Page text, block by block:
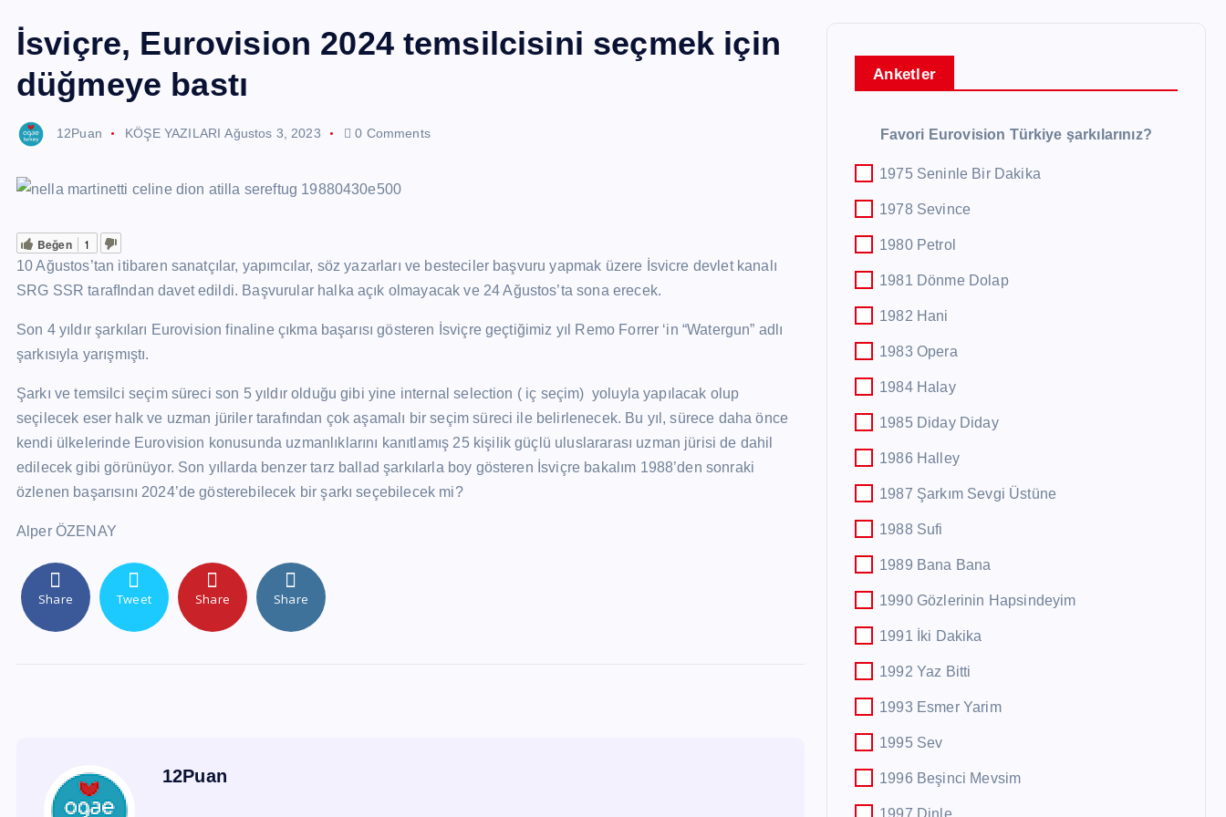
İsviçre, Eurovision 2024 temsilcisini seçmek için
düğmeye bastı
12Puan KÖŞE YAZILARI Ağustos 3, 2023 0 Comments
Beğen
1
10 Ağustos’tan itibaren sanatçılar, yapımcılar, söz yazarları ve besteciler başvuru yapmak üzere İsvicre devlet kanalı
SRG SSR tarafIndan davet edildi. Başvurular halka açık olmayacak ve 24 Ağustos’ta sona erecek.
Son 4 yıldır şarkıları Eurovision finaline çıkma başarısı gösteren İsviçre geçtiğimiz yıl Remo Forrer ‘in “Watergun” adlı
şarkısıyla yarışmıştı.
Şarkı ve temsilci seçim süreci son 5 yıldır olduğu gibi yine internal selection ( iç seçim) yoluyla yapılacak olup
seçilecek eser halk ve uzman jüriler tarafından çok aşamalı bir seçim süreci ile belirlenecek. Bu yıl, sürece daha önce
kendi ülkelerinde Eurovision konusunda uzmanlıklarını kanıtlamış 25 kişilik güçlü uluslararası uzman jürisi de dahil
edilecek gibi görünüyor. Son yıllarda benzer tarz ballad şarkılarla boy gösteren İsviçre bakalım 1988’den sonraki
özlenen başarısını 2024’de gösterebilecek bir şarkı seçebilecek mi?
Alper ÖZENAY
Share Tweet Share Share
12Puan
Anketler
Favori Eurovision Türkiye şarkılarınız?
1975 Seninle Bir Dakika
1978 Sevince
1980 Petrol
1981 Dönme Dolap
1982 Hani
1983 Opera
1984 Halay
1985 Diday Diday
1986 Halley
1987 Şarkım Sevgi Üstüne
1988 Sufi
1989 Bana Bana
1990 Gözlerinin Hapsindeyim
1991 İki Dakika
1992 Yaz Bitti
1993 Esmer Yarim
1995 Sev
1996 Beşinci Mevsim
1997 Dinle